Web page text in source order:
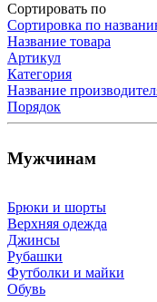
Сортировать по
Сортировка по
Название товара
Артикул
Категория
Название
Порядок
Мужчинам
Брюки и шорты
Верхняя одежда
Джинсы
Рубашки
Футболки и майки
Обувь